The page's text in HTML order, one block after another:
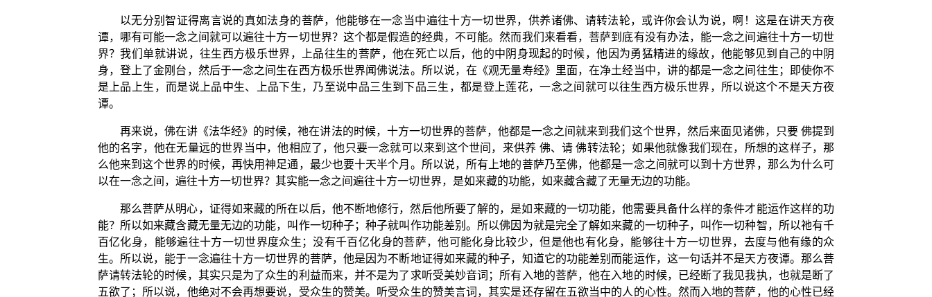
以无分别智证得离言说的真如法身的菩萨，他能够在一念当中遍往十方一切世界，供养诸佛、请转法轮，或许你会认为说，啊！这是在讲天方夜
谭，哪有可能一念之间就可以遍往十方一切世界？这个都是假造的经典，不可能。然而我们来看看，菩萨到底有没有办法，能一念之间遍往十方一切世
界？我们单就讲说，往生西方极乐世界，上品往生的菩萨，他在死亡以后，他的中阴身现起的时候，他因为勇猛精进的缘故，他能够见到自己的中阴
身，登上了金刚台，然后于一念之间生在西方极乐世界闻佛说法。所以说，在《观无量寿经》里面，在净土经当中，讲的都是一念之间往生；即使你不
是上品上生，而是说上品中生、上品下生，乃至说中品三生到下品三生，都是登上莲花，一念之间就可以往生西方极乐世界，所以说这个不是天方夜
谭。
再来说，佛在讲《法华经》的时候，祂在讲法的时候，十方一切世界的菩萨，他都是一念之间就来到我们这个世界，然后来面见诸佛，只要 佛提到
他的名字，他在无量远的世界当中，他相应了，他只要一念就可以来到这个世间，来供养 佛、请 佛转法轮；如果他就像我们现在，所想的这样子，那
么他来到这个世界的时候，再快用神足通，最少也要十天半个月。所以说，所有上地的菩萨乃至佛，他都是一念之间就可以到十方世界，那么为什么可
以在一念之间，遍往十方一切世界？其实能一念之间遍往十方一切世界，是如来藏的功能，如来藏含藏了无量无边的功能。
那么菩萨从明心，证得如来藏的所在以后，他不断地修行，然后他所要了解的，是如来藏的一切功能，他需要具备什么样的条件才能运作这样的功
能？所以如来藏含藏无量无边的功能，叫作一切种子；种子就叫作功能差别。所以佛因为就是完全了解如来藏的一切种子，叫作一切种智，所以祂有千
百亿化身，能够遍往十方一切世界度众生；没有千百亿化身的菩萨，他可能化身比较少，但是他也有化身，能够往十方一切世界，去度与他有缘的众
生。所以说，能于一念遍往十方一切世界的菩萨，他是因为不断地证得如来藏的种子，知道它的功能差别而能运作，这一句话并不是天方夜谭。那么菩
萨请转法轮的时候，其实只是为了众生的利益而来，并不是为了求听受美妙音词；所有入地的菩萨，他在入地的时候，已经断了我见我执，也就是断了
五欲了；所以说，他绝对不会再想要说，受众生的赞美。听受众生的赞美言词，其实是还存留在五欲当中的人的心性。然而入地的菩萨，他的心性已经